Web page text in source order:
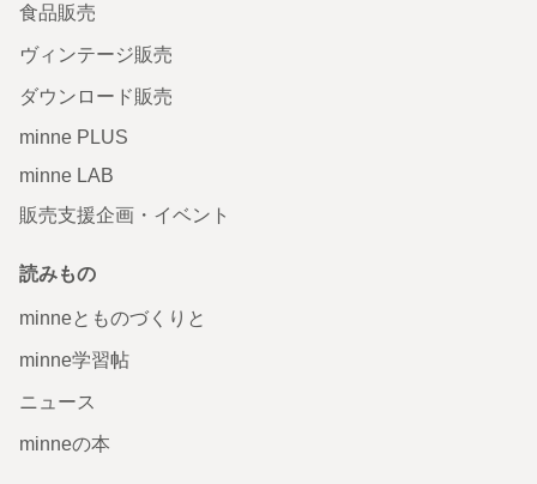
食品販売
ヴィンテージ販売
ダウンロード販売
minne PLUS
minne LAB
販売支援企画・イベント
読みもの
minneとものづくりと
minne学習帖
ニュース
minneの本